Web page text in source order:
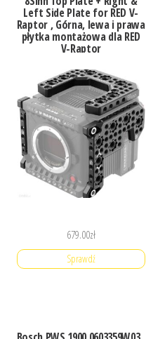
Left Side Plate for RED V-
Raptor , Górna, lewa i prawa
płytka montażowa dla RED
V-Raptor
679.00zł
Sprawdź